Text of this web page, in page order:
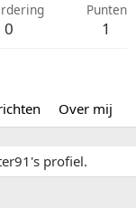
0
Punten
1
Over mij
profiel.